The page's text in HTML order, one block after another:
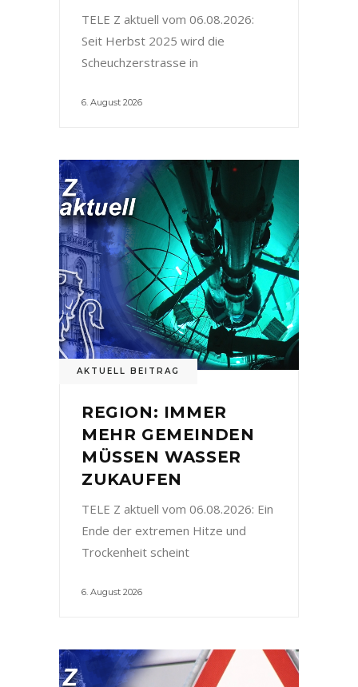
TELE Z aktuell vom 06.08.2026:
Seit Herbst 2025 wird die
Scheuchzerstrasse in
6. August 2026
AKTUELL BEITRAG
REGION: IMMER
MEHR GEMEINDEN
MÜSSEN WASSER
ZUKAUFEN
TELE Z aktuell vom 06.08.2026: Ein
Ende der extremen Hitze und
Trockenheit scheint
6. August 2026